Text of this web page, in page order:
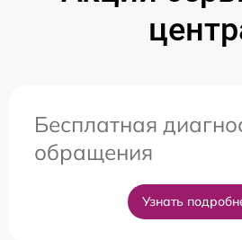
Бесплатная
обращения
Узнать